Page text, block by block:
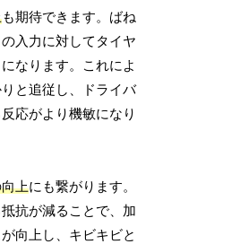
も期待できます。ばね
入力に対してタイヤ
なります。これによ
と追従し、ドライバ
応がより機敏になり
上にも繋がります。
抗が減ることで、加
向上し、キビキビと